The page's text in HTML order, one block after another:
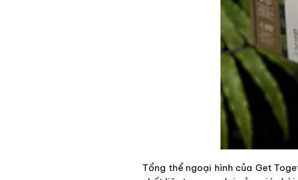
Tổng thể ngoại hình của Get